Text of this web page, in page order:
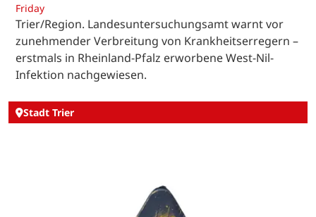
Friday
Trier/Region. Landesuntersuchungsamt warnt vor
zunehmender Verbreitung von Krankheitserregern –
erstmals in Rheinland-Pfalz erworbene West-Nil-
Infektion nachgewiesen.
Stadt Trier